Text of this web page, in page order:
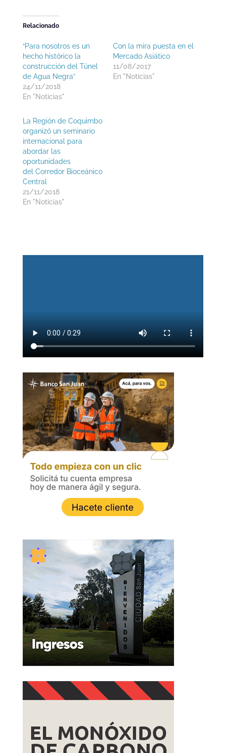
Relacionado
“Para nosotros es un
hecho histórico la
construcción del Túnel
de Agua Negra”
24/11/2018
En "Noticias"
Con la mira puesta en el
Mercado Asiático
11/08/2017
En "Noticias"
La Región de Coquimbo
organizó un seminario
internacional para
abordar las
oportunidades
del Corredor Bioceánico
Central
21/11/2018
En "Noticias"